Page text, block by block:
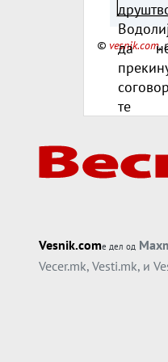
© vesnik.com,
Vesnik.comе дел од
Vecer.mk, Vesti.mk, и